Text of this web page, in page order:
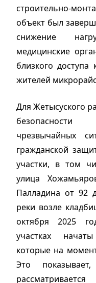
строительно-
объект был
снижение
медицинские
близкого
жителей
Для Жетысуского
чрезвычайных
гражданской
участки, в том
улица
Палладина от 92
реки возле
октября 2025
участках
которые на
Это